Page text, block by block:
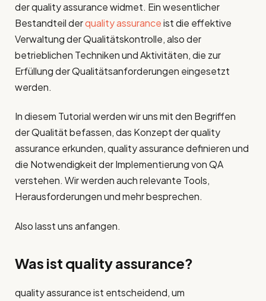
der quality assurance widmet. Ein wesentlicher
Bestandteil derquality assuranceist die effektive
Verwaltung der Qualitätskontrolle, also der
betrieblichen Techniken und Aktivitäten, die zur
Erfüllung der Qualitätsanforderungen eingesetzt
werden.
In diesem Tutorial werden wir uns mit den Begriffen
der Qualität befassen, das Konzept der quality
assurance erkunden, quality assurance definieren und
die Notwendigkeit der Implementierung von QA
verstehen. Wir werden auch relevante Tools,
Herausforderungen und mehr besprechen.
Also lasst uns anfangen.
Was ist quality assurance?
quality assurance ist entscheidend, um